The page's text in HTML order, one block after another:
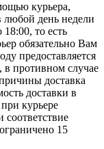
курьера,
любой день недели
18:00, то есть
обязательно Вам
предоставляется
в противном случае
доставка
доставки в
курьере
соответствие
15